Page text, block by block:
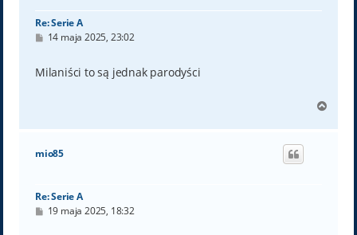
Re: Serie A
P
t
14 maja 2025, 23:02
Milaniści to są jednak parodyści
g
mio85
Re: Serie A
P19 maja 2025, 18:32